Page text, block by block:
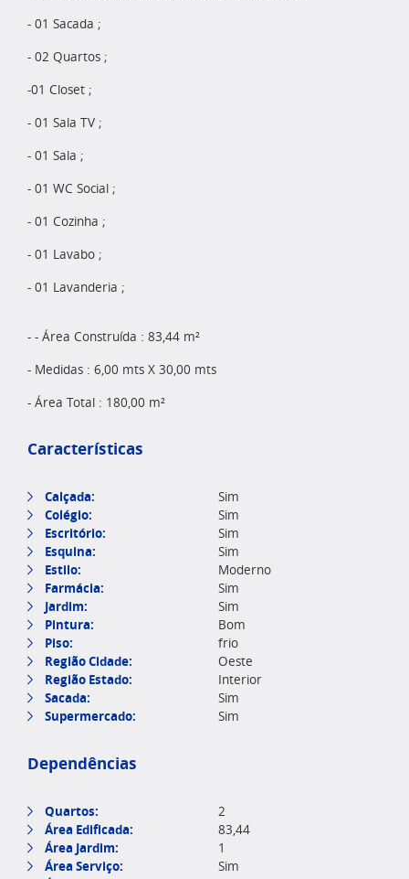
- 01 Sacada ;
- 02 Quartos ;
-01 Closet ;
- 01 Sala TV ;
- 01 Sala ;
- 01 WC Social ;
- 01 Cozinha ;
- 01 Lavabo ;
- 01 Lavanderia ;
- - Área Construída : 83,44 m²
- Medidas : 6,00 mts X 30,00 mts
- Área Total : 180,00 m²
Características
Calçada: Sim
Colégio: Sim
Escritório: Sim
Esquina: Sim
Estilo: Moderno
Farmácia: Sim
Jardim: Sim
Pintura: Bom
Piso: frio
Região Cidade: Oeste
Região Estado: Interior
Sacada: Sim
Supermercado: Sim
Dependências
Quartos: 2
Área Edificada: 83,44
Área Jardim: 1
Área Serviço: Sim